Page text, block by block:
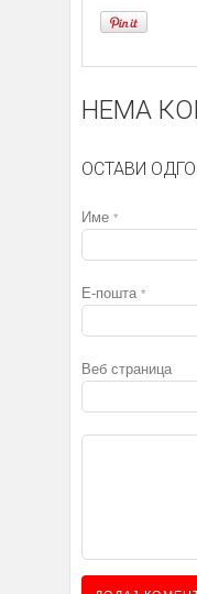
НЕМА
ОСТАВИ
Име *
Е-пошта *
Веб страница